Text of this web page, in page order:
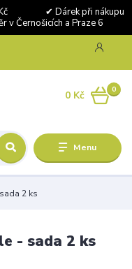
Kč ✔ Dárek při nákupu
a Praze 6
Menu
0
0 Kč
2 ks
- sada 2 ks